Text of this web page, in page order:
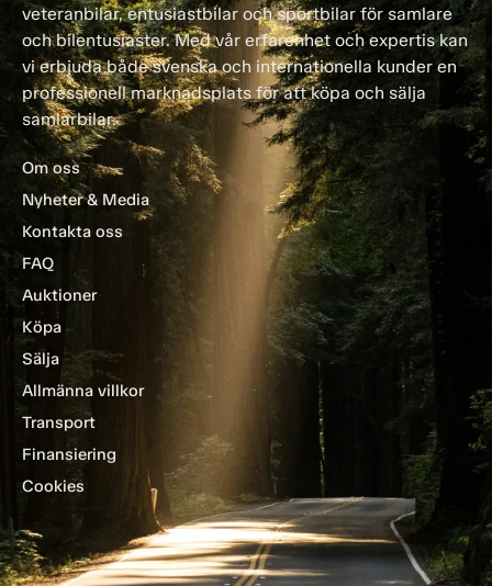
veteranbilar, entusiastbilar och sportbilar för samlare
och bilentusiaster. Med vår erfarenhet och expertis kan
vi erbjuda både svenska och internationella kunder en
professionell marknadsplats för att köpa och sälja
samlarbilar.
Om oss
Nyheter & Media
Kontakta oss
FAQ
Auktioner
Köpa
Sälja
Allmänna villkor
Transport
Finansiering
Cookies